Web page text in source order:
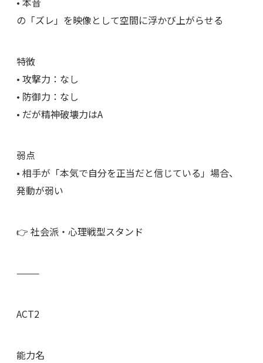
の「ズレ」を映像として空間に浮かび上がらせる
特徴
• 攻撃力：なし
• 防御力：なし
• だが精神破壊力はA
弱点
• 相手が「本気で自分を正当だと信じている」場合、
発動が弱い
👉 社会派・心理戦型スタンド
⸻
ACT2
能力名